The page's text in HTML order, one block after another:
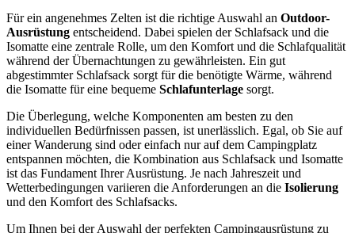
Für ein angenehmes Zelten ist die richtige Auswahl an Outdoor-
Ausrüstung entscheidend. Dabei spielen der Schlafsack und die
Isomatte eine zentrale Rolle, um den Komfort und die Schlafqualität
während der Übernachtungen zu gewährleisten. Ein gut
abgestimmter Schlafsack sorgt für die benötigte Wärme, während
die Isomatte für eine bequeme Schlafunterlage sorgt.
Die Überlegung, welche Komponenten am besten zu den
individuellen Bedürfnissen passen, ist unerlässlich. Egal, ob Sie auf
einer Wanderung sind oder einfach nur auf dem Campingplatz
entspannen möchten, die Kombination aus Schlafsack und Isomatte
ist das Fundament Ihrer Ausrüstung. Je nach Jahreszeit und
Wetterbedingungen variieren die Anforderungen an die Isolierung
und den Komfort des Schlafsacks.
Um Ihnen bei der Auswahl der perfekten Campingausrüstung zu